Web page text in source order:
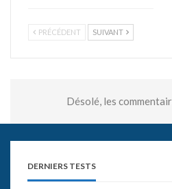
PRÉCÉDENT SUIVANT
Désolé, les
DERNIERS TESTS